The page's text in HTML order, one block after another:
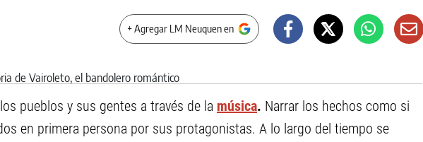
+ Agregar LM Neuquen en
pueblos y sus gentes a través de la música. Narrar los hechos como si
en primera persona por sus protagonistas. A lo largo del tiempo se